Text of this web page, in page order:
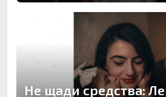
Не щади средства: